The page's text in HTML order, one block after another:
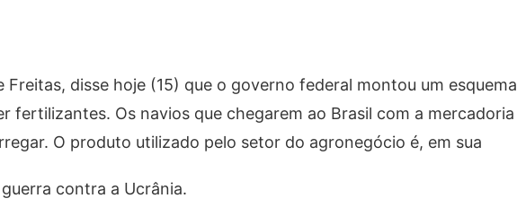
disse hoje (15) que o governo federal montou um esquema
fertilizantes. Os navios que chegarem ao Brasil com a mercadoria
O produto utilizado pelo setor do agronegócio é, em sua
contra a Ucrânia.